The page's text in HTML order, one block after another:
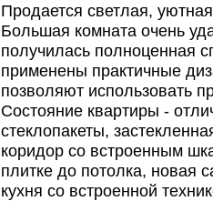
Продается светлая,
Большая комната очень
получилась полноценная
применены практичные
позволяют использовать
Состояние квартиры -
стеклопакеты,
коридор со встроенным
плитке до потолка, новая
кухня со встроенной